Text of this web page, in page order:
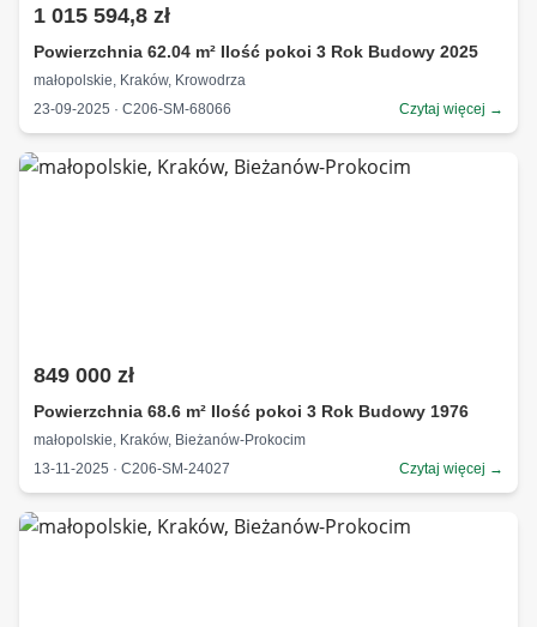
1 015 594,8 zł
Powierzchnia 62.04 m² Ilość pokoi 3 Rok Budowy 2025
małopolskie, Kraków, Krowodrza
23-09-2025 · C206-SM-68066
Czytaj więcej →
849 000 zł
Powierzchnia 68.6 m² Ilość pokoi 3 Rok Budowy 1976
małopolskie, Kraków, Bieżanów-Prokocim
13-11-2025 · C206-SM-24027
Czytaj więcej →